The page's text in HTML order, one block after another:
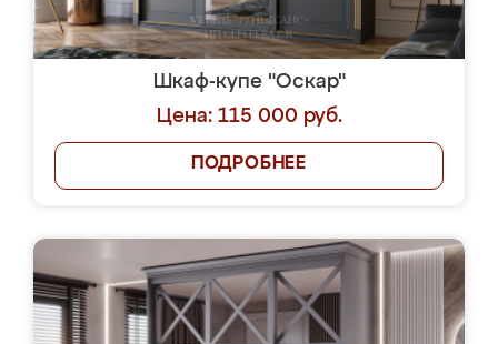
Шкаф-купе "Оскар"
Цена: 115 000 руб.
ПОДРОБНЕЕ